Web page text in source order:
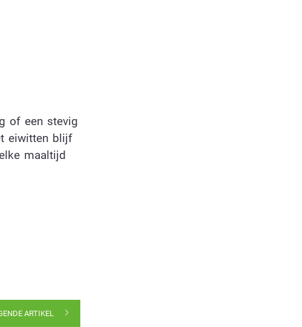
of een stevig
eiwitten blijf
maaltijd
ARTIKEL